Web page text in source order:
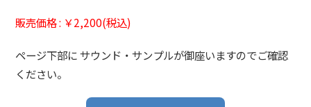
販売価格 : ￥2,200(税込)
ページ下部に サウンド・サンプルが御座いますのでご確認
ください。